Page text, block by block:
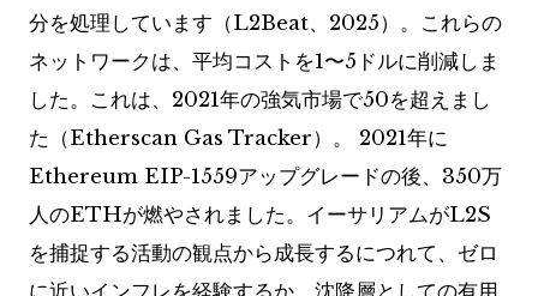
分を処理しています（L2Beat、2025）。これらの
ネットワークは、平均コストを1〜5ドルに削減しま
した。これは、2021年の強気市場で50を超えまし
た（Etherscan Gas Tracker）。 2021年に
Ethereum EIP-1559アップグレードの後、350万
人のETHが燃やされました。イーサリアムがL2S
を捕捉する活動の観点から成長するにつれて、ゼロ